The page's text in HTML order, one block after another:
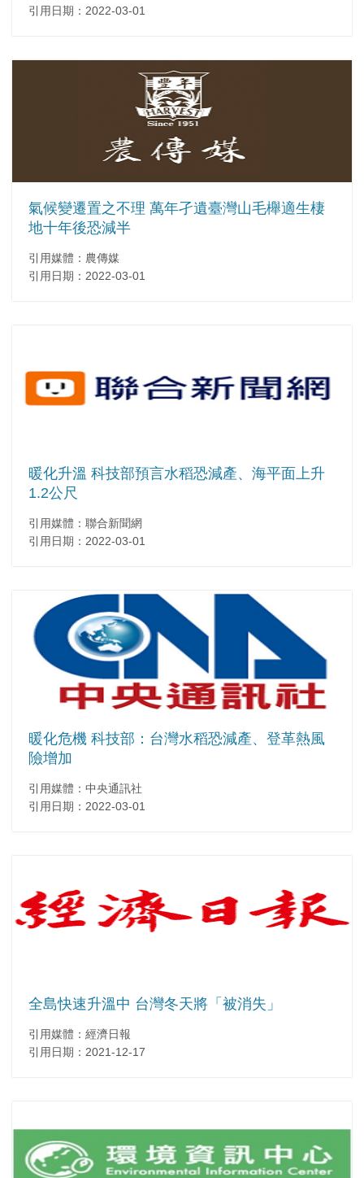
引用日期：2022-03-01
氣候變遷置之不理 萬年孑遺臺灣山毛櫸適生棲
地十年後恐減半
引用媒體：農傳媒
引用日期：2022-03-01
暖化升溫 科技部預言水稻恐減產、海平面上升
1.2公尺
引用媒體：聯合新聞網
引用日期：2022-03-01
暖化危機 科技部：台灣水稻恐減產、登革熱風
險增加
引用媒體：中央通訊社
引用日期：2022-03-01
全島快速升溫中 台灣冬天將「被消失」
引用媒體：經濟日報
引用日期：2021-12-17